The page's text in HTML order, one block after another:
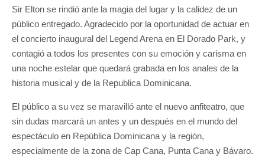
Sir Elton se rindió ante la magia del lugar y la calidez de un
público entregado. Agradecido por la oportunidad de actuar en
el concierto inaugural del Legend Arena en El Dorado Park, y
contagió a todos los presentes con su emoción y carisma en
una noche estelar que quedará grabada en los anales de la
historia musical y de la Republica Dominicana.
El público a su vez se maravilló ante el nuevo anfiteatro, que
sin dudas marcará un antes y un después en el mundo del
espectáculo en República Dominicana y la región,
especialmente de la zona de Cap Cana, Punta Cana y Bávaro.